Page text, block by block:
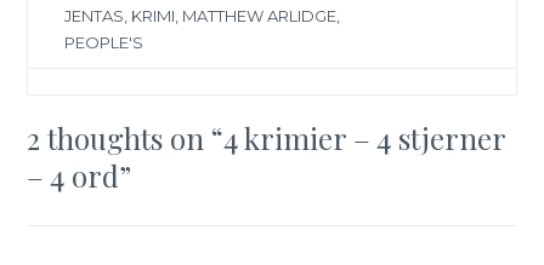
JENTAS KRIMI MATTHEW ARLIDGE
PEOPLE'S
2 thoughts on “4 krimier – 4 stjerner
– 4 ord”